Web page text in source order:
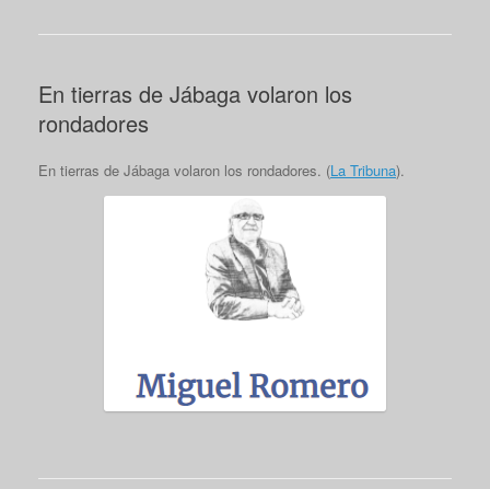
En tierras de Jábaga volaron los
rondadores
En tierras de Jábaga volaron los rondadores. (La Tribuna).